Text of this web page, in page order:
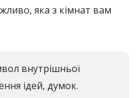
яка з кімнат вам
внутрішньої
ідей, думок.